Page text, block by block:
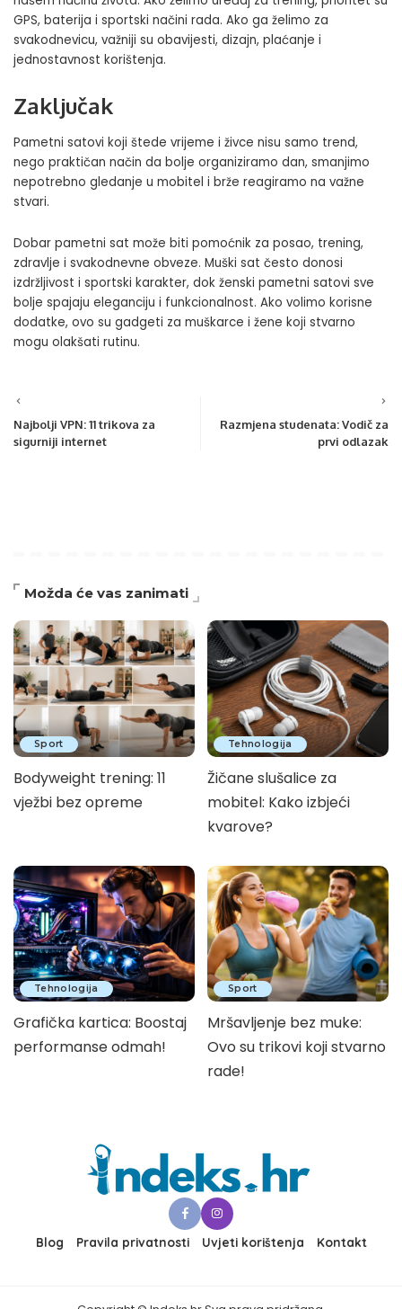
GPS, baterija i sportski načini rada. Ako ga želimo za
svakodnevicu, važniji su obavijesti, dizajn, plaćanje i
jednostavnost korištenja.
Zaključak
Pametni satovi koji štede vrijeme i živce nisu samo trend,
nego praktičan način da bolje organiziramo dan, smanjimo
nepotrebno gledanje u mobitel i brže reagiramo na važne
stvari.
Dobar pametni sat može biti pomoćnik za posao, trening,
zdravlje i svakodnevne obveze. Muški sat često donosi
izdržljivost i sportski karakter, dok ženski pametni satovi sve
bolje spajaju eleganciju i funkcionalnost. Ako volimo korisne
dodatke, ovo su gadgeti za muškarce i žene koji stvarno
mogu olakšati rutinu.
Najbolji VPN: 11 trikova za
sigurniji internet
Razmjena studenata: Vodič za
prvi odlazak
Možda će vas zanimati
Sport
Bodyweight trening: 11
vježbi bez opreme
Tehnologija
Žičane slušalice za
mobitel: Kako izbjeći
kvarove?
Tehnologija
Grafička kartica: Boostaj
performanse odmah!
Sport
Mršavljenje bez muke:
Ovo su trikovi koji stvarno
rade!
Blog Pravila privatnosti Uvjeti korištenja Kontakt